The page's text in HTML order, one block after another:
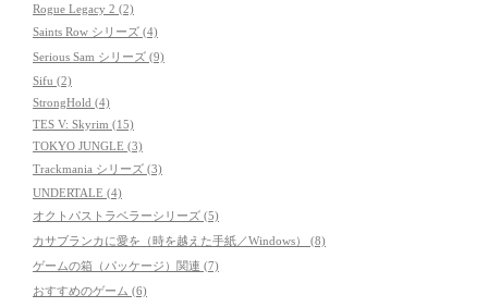
Rogue Legacy 2 (2)
Saints Row シリーズ (4)
Serious Sam シリーズ (9)
Sifu (2)
StrongHold (4)
TES V: Skyrim (15)
TOKYO JUNGLE (3)
Trackmania シリーズ (3)
UNDERTALE (4)
オクトパストラベラーシリーズ (5)
カサブランカに愛を（時を越えた手紙／Windows） (8)
ゲームの箱（パッケージ）関連 (7)
おすすめのゲーム (6)